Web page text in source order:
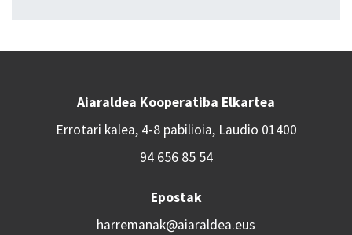
Aiaraldea Kooperatiba Elkartea
Errotari kalea, 4-8 pabilioia, Laudio 01400
94 656 85 54
Epostak
harremanak@aiaraldea.eus